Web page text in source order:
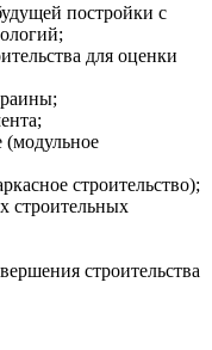
постройки с
для оценки
(модульное
строительство);
строительных
строительства